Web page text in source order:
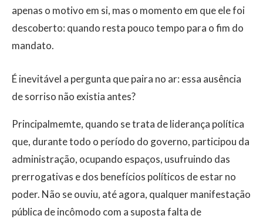
apenas o motivo em si, mas o momento em que ele foi
descoberto: quando resta pouco tempo para o fim do
mandato.
É inevitável a pergunta que paira no ar: essa ausência
de sorriso não existia antes?
Principalmemte, quando se trata de liderança política
que, durante todo o período do governo, participou da
administração, ocupando espaços, usufruindo das
prerrogativas e dos benefícios políticos de estar no
poder. Não se ouviu, até agora, qualquer manifestação
pública de incômodo com a suposta falta de